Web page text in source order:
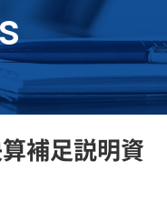
補足説明資